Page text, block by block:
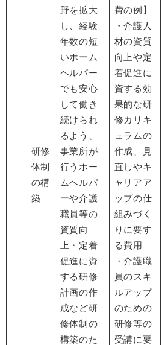
研修
体制
の構
築
野を拡大
し、経験
年数の短
いホーム
ヘルパー
でも安心
して働き
続けられ
るよう、
事業所が
行うホー
ムヘルパ
ーや介護
職員等の
資質向
上・定着
促進に資
する研修
計画の作
成など研
修体制の
構築のた
費の例】
・介護人
材の資質
向上や定
着促進に
資する効
果的な研
修カリキ
ュラムの
作成、見
直しやキ
ャリアア
ップの仕
組みづく
りに要す
る費用
・介護職
員のスキ
ルアップ
のための
研修等の
受講に要